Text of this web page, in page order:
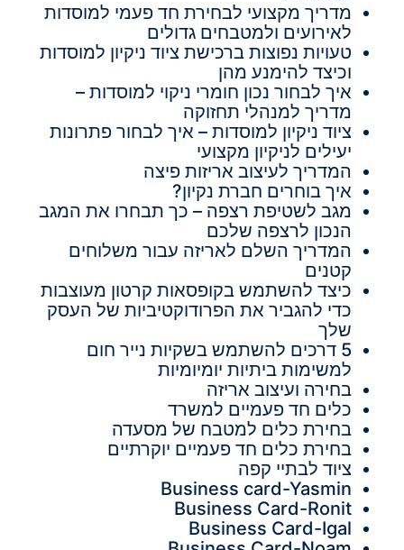
מדריך מקצועי לבחירת חד פעמי למוסדות
לאירועים ולמטבחים גדולים
טעויות נפוצות ברכישת ציוד ניקיון למוסדות
וכיצד להימנע מהן
איך לבחור נכון חומרי ניקוי למוסדות –
מדריך למנהלי תחזוקה
ציוד ניקיון למוסדות – איך לבחור פתרונות
יעילים לניקיון מקצועי
המדריך לעיצוב אריזות פיצה
איך בוחרים חברת נקיון?
מגב לשטיפת רצפה – כך תבחרו את המגב
הנכון לרצפה שלכם
המדריך השלם לאריזה עבור משלוחים
קטנים
כיצד להשתמש בקופסאות קרטון מעוצבות
כדי להגביר את הפרודוקטיביות של העסק
שלך
5 דרכים להשתמש בשקיות נייר חום
למשימות ביתיות יומיומיות
בחירה ועיצוב אריזה
כלים חד פעמיים למשרד
בחירת כלים למטבח של מסעדה
בחירת כלים חד פעמיים יוקרתיים
ציוד לבתיי קפה
Business card-Yasmin
Business Card-Ronit
Business Card-Igal